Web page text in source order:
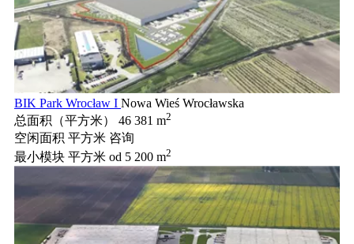
BIK Park Wrocław I Nowa Wieś Wrocławska
总面积（平方米）
46 381 m2
空闲面积 平方米 咨询
最小模块 平方米 od 5 200 m2